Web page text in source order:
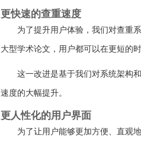
更快速的查重速度
为了提升用户体验，我们对查重
大型学术论文，用户都可以在更短的
这一改进是基于我们对系统架构
速度的大幅提升。
更人性化的用户界面
为了让用户能够更加方便、直观